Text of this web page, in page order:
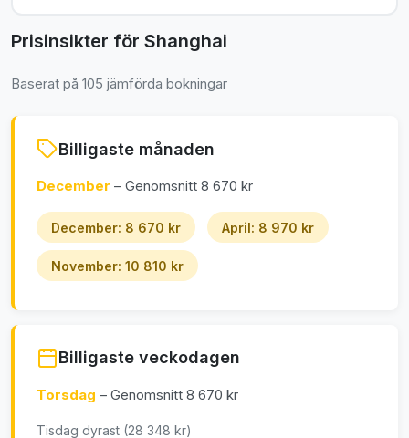
Prisinsikter för Shanghai
Baserat på 105 jämförda bokningar
Billigaste månaden
December – Genomsnitt 8 670 kr
December: 8 670 kr April: 8 970 kr
November: 10 810 kr
Billigaste veckodagen
Torsdag – Genomsnitt 8 670 kr
Tisdag dyrast (28 348 kr)